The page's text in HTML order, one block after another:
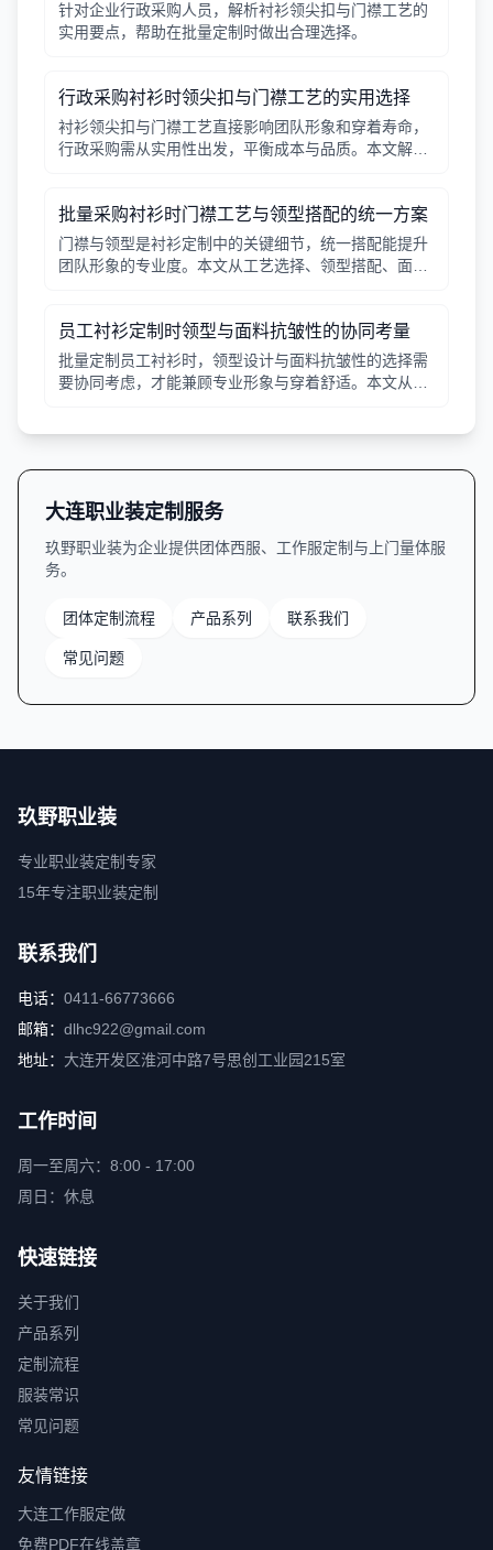
针对企业行政采购人员，解析衬衫领尖扣与门襟工艺的
实用要点，帮助在批量定制时做出合理选择。
行政采购衬衫时领尖扣与门襟工艺的实用选择
衬衫领尖扣与门襟工艺直接影响团队形象和穿着寿命，
行政采购需从实用性出发，平衡成本与品质。本文解析
批量采购衬衫时门襟工艺与领型搭配的统一方案
门襟与领型是衬衫定制中的关键细节，统一搭配能提升
团队形象的专业度。本文从工艺选择、领型搭配、面料
员工衬衫定制时领型与面料抗皱性的协同考量
批量定制员工衬衫时，领型设计与面料抗皱性的选择需
要协同考虑，才能兼顾专业形象与穿着舒适。本文从领
大连职业装定制服务
玖野职业装为企业提供团体西服、工作服定制与上门量体服
务。
团体定制流程 产品系列 联系我们
常见问题
玖野职业装
专业职业装定制专家
15年专注职业装定制
联系我们
电话： 0411-66773666
邮箱： dlhc922@gmail.com
地址： 大连开发区淮河中路7号思创工业园215室
工作时间
周一至周六：8:00 - 17:00
周日：休息
快速链接
关于我们
产品系列
定制流程
服装常识
常见问题
友情链接
大连工作服定做
免费PDF在线盖章